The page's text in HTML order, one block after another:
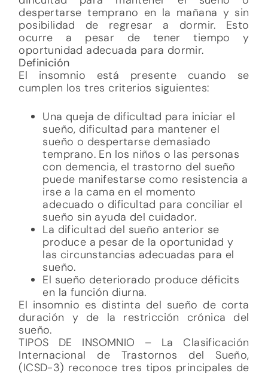
despertarse temprano en la mañana y sin
posibilidad de regresar a dormir. Esto
ocurre a pesar de tener tiempo y
oportunidad adecuada para dormir.
Definición
El insomnio está presente cuando se
cumplen los tres criterios siguientes:
Una queja de dificultad para iniciar el
sueño, dificultad para mantener el
sueño o despertarse demasiado
temprano. En los niños o las personas
con demencia, el trastorno del sueño
puede manifestarse como resistencia a
irse a la cama en el momento
adecuado o dificultad para conciliar el
sueño sin ayuda del cuidador.
La dificultad del sueño anterior se
produce a pesar de la oportunidad y
las circunstancias adecuadas para el
sueño.
El sueño deteriorado produce déficits
en la función diurna.
El insomnio es distinta del sueño de corta
duración y de la restricción crónica del
sueño.
TIPOS DE INSOMNIO – La Clasificación
Internacional de Trastornos del Sueño,
(ICSD-3) reconoce tres tipos principales de